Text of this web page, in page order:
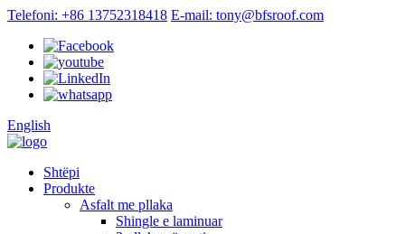
Telefoni: +86 13752318418 E-mail: tony@bfsroof.com
English
Shtëpi
Produkte
Asfalt me ​​pllaka
Shingle e laminuar